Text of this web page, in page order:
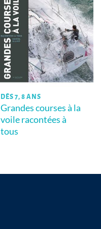
DÈS 7, 8 ANS
Grandes courses à la
voile racontées à
tous